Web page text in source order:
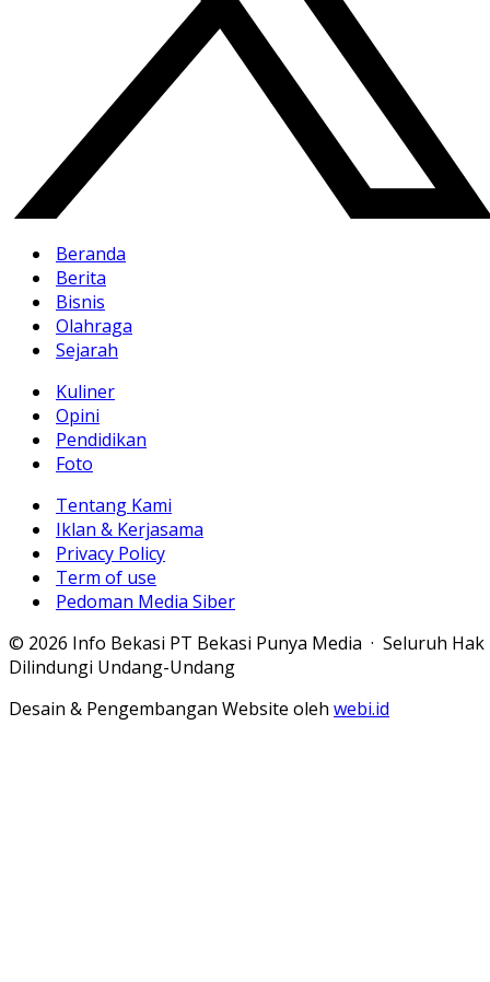
Beranda
Berita
Bisnis
Olahraga
Sejarah
Kuliner
Opini
Pendidikan
Foto
Tentang Kami
Iklan & Kerjasama
Privacy Policy
Term of use
Pedoman Media Siber
© 2026 Info Bekasi PT Bekasi Punya Media · Seluruh Hak
Dilindungi Undang-Undang
Desain & Pengembangan Website oleh webi.id